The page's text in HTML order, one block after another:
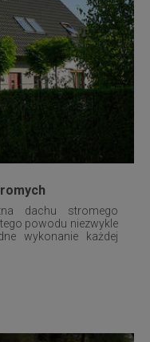
dachu stromego
powodu niezwykle
wykonanie każdej